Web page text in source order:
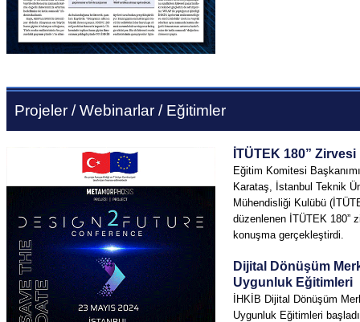
Projeler /Webinarlar / Eğitimler
İTÜTEK 180” Zirvesi
Eğitim Komitesi
Karataş, İstanbul Teknik
Mühendisliği Kulübü
düzenlenen İTÜTEK 180”
konuşma gerçekleştirdi.
Dijital Dönüşüm
Uygunluk Eğitimleri
İHKİB Dijital Dönüşüm
Uygunluk Eğitimleri